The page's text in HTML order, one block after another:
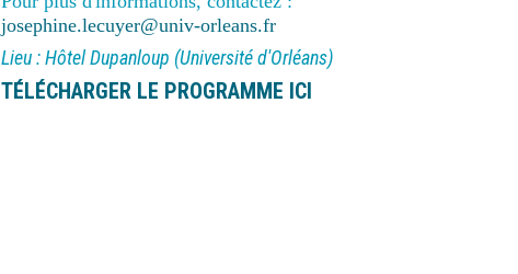
josephine.lecuyer@univ-orleans.fr
Lieu : Hôtel Dupanloup (Université d'Orléans)
TÉLÉCHARGER LE PROGRAMME ICI